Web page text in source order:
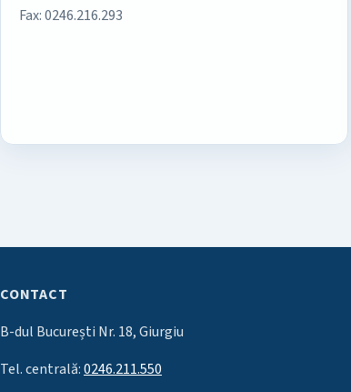
Fax: 0246.216.293
CONTACT
B-dul București Nr. 18, Giurgiu
Tel. centrală:0246.211.550